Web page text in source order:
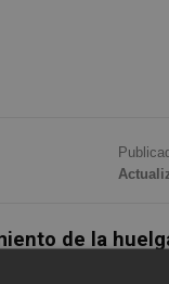
de la
horas de este